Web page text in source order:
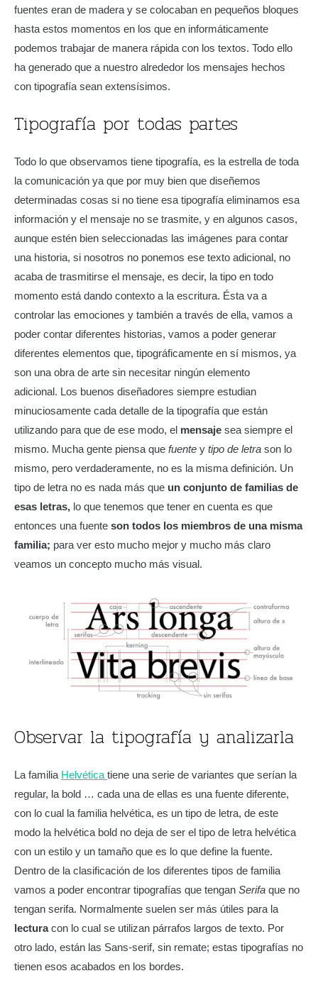
fuentes eran de madera y se colocaban en pequeños bloques
hasta estos momentos en los que en informáticamente
podemos trabajar de manera rápida con los textos. Todo ello
ha generado que a nuestro alrededor los mensajes hechos
con tipografía sean extensísimos.
Tipografía por todas partes
Todo lo que observamos tiene tipografía, es la estrella de toda
la comunicación ya que por muy bien que diseñemos
determinadas cosas si no tiene esa tipografía eliminamos esa
información y el mensaje no se trasmite, y en algunos casos,
aunque estén bien seleccionadas las imágenes para contar
una historia, si nosotros no ponemos ese texto adicional, no
acaba de trasmitirse el mensaje, es decir, la tipo en todo
momento está dando contexto a la escritura. Ésta va a
controlar las emociones y también a través de ella, vamos a
poder contar diferentes historias, vamos a poder generar
diferentes elementos que, tipográficamente en sí mismos, ya
son una obra de arte sin necesitar ningún elemento
adicional. Los buenos diseñadores siempre estudian
minuciosamente cada detalle de la tipografía que están
utilizando para que de ese modo, el mensaje sea siempre el
mismo. Mucha gente piensa que fuente y tipo de letra son lo
mismo, pero verdaderamente, no es la misma definición. Un
tipo de letra no es nada más que un conjunto de familias de
esas letras, lo que tenemos que tener en cuenta es que
entonces una fuente son todos los miembros de una misma
familia; para ver esto mucho mejor y mucho más claro
veamos un concepto mucho más visual.
Observar la tipografía y analizarla
La familia Helvética tiene una serie de variantes que serían la
regular, la bold … cada una de ellas es una fuente diferente,
con lo cual la familia helvética, es un tipo de letra, de este
modo la helvética bold no deja de ser el tipo de letra helvética
con un estilo y un tamaño que es lo que define la fuente.
Dentro de la clasificación de los diferentes tipos de familia
vamos a poder encontrar tipografías que tengan Serifa que no
tengan serifa. Normalmente suelen ser más útiles para la
lecturacon lo cual se utilizan párrafos largos de texto. Por
otro lado, están las Sans-serif, sin remate; estas tipografías no
tienen esos acabados en los bordes.